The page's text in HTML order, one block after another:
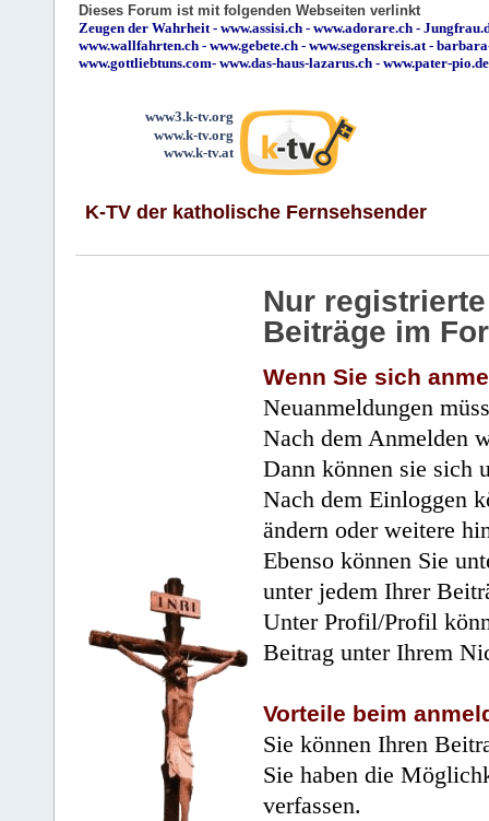
Dieses Forum ist mit folgenden Webseiten verlinkt
Zeugen der Wahrheit - www.assisi.ch - www.adorare.ch -
www.wallfahrten.ch - www.gebete.ch - www.segenskreis.at -
www.gottliebtuns.com- www.das-haus-lazarus.ch - www.pater-pio.de
www3.k-tv.org
www.k-tv.org
www.k-tv.at
K-TV der katholische Fernsehsender
Nur
Beiträge im
Wenn Sie sich
Neuanmeldungen
Nach dem Anmelden
Dann können sie sich
Nach dem Einloggen
ändern oder weitere
Ebenso können Sie
unter jedem Ihrer
Unter Profil/Profil
Beitrag unter Ihrem
Vorteile beim
Sie können Ihren
Sie haben die
verfassen.